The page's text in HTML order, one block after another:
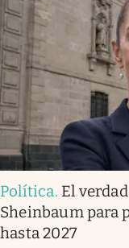
Infotechnology
Clase
Clima
Mundial 2026
Eventos Corporativos
El Cronista Studio
Mediakit
abre en nueva pestaña
Argentina
Política. El
Sheinbaum para
hasta 2027